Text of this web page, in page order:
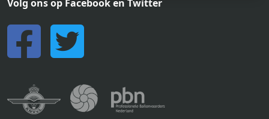
Volg ons op Facebook en Twitter